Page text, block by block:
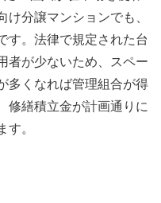
分譲マンションでも、
す。法律で規定された台
者が少ないため、スペー
多くなれば管理組合が得
修繕積立金が計画通りに
す。